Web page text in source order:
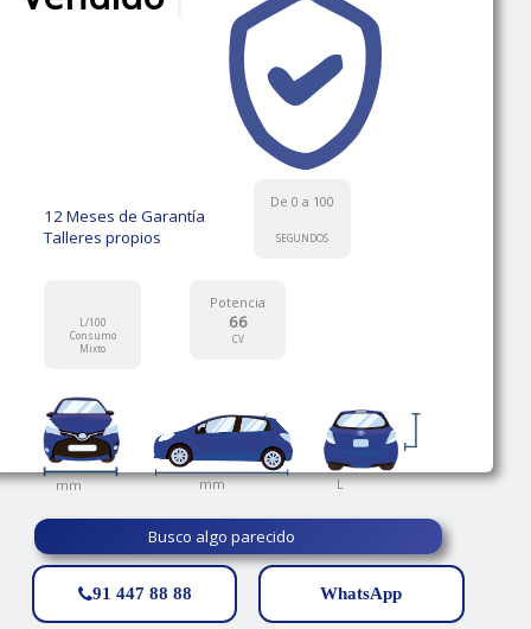
12 Meses de Garantía
Talleres propios
De 0 a 100
SEGUNDOS
L/100
Consumo
Mixto
Potencia
66
CV
mm mm L
Busco algo parecido
91 447 88 88 WhatsApp